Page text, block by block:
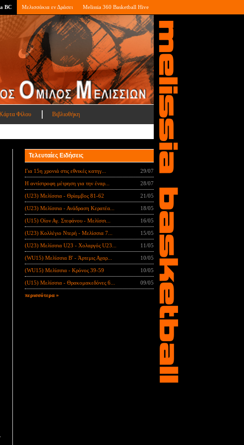
BC Μελισσάκια εν Δράσει Melissia 360 Basketball Hive
Φίλου Βιβλιοθήκη
Τελευταίες Ειδήσεις
Για 15η χρονιά στις εθνικές κατηγ... 29/07
Η αντίστροφη μέτρηση για την έναρ... 28/07
(U23) Μελίσσια - Θρίαμβος 81-62 21/05
(U23) Μελίσσια - Ανάδραση Κερατέα... 18/05
(U15) Οίον Αγ. Στεφάνου - Μελίσσι... 16/05
(U23) Κολλέγιο Ντερή - Μελίσσια 7... 15/05
(U23) Μελίσσια U23 - Χολαργός U23... 11/05
(WU15) Μελίσσια B' - Άρτεμις Αχαρ... 10/05
(WU15) Μελίσσια - Κρόνος 39-59 10/05
(U15) Μελίσσια - Θρακομακεδόνες 6... 09/05
περισσότερα »